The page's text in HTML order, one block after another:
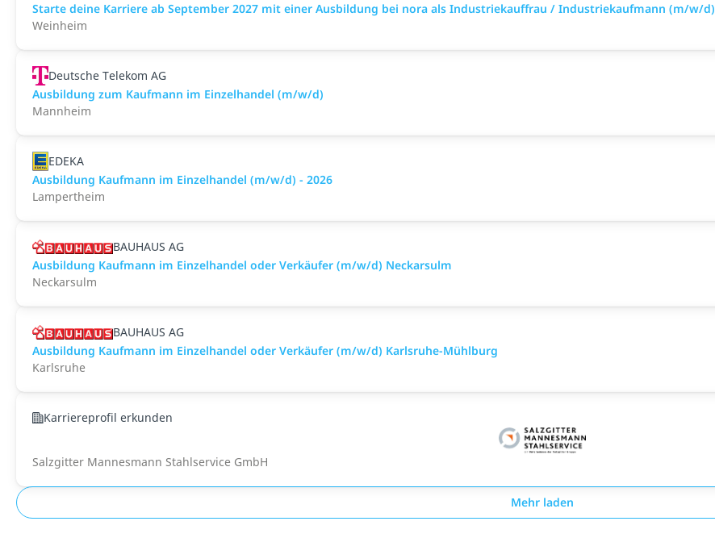
Starte deine Karriere ab September 2027 mit einer Ausbildung bei nora als Industriekauffrau / Industriekaufmann (m/w/d)
Weinheim
Deutsche Telekom AG
Ausbildung zum Kaufmann im Einzelhandel (m/w/d)
Mannheim
EDEKA
Ausbildung Kaufmann im Einzelhandel (m/w/d) - 2026
Lampertheim
BAUHAUS AG
Ausbildung Kaufmann im Einzelhandel oder Verkäufer (m/w/d) Neckarsulm
Neckarsulm
BAUHAUS AG
Ausbildung Kaufmann im Einzelhandel oder Verkäufer (m/w/d) Karlsruhe-Mühlburg
Karlsruhe
Karriereprofil erkunden
Salzgitter Mannesmann Stahlservice GmbH
Mehr laden